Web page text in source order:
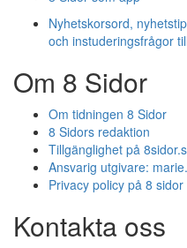
Nyhetskorsord,
och instuderingsfrågor
Om 8 Sidor
Om tidningen 8 Sidor
8 Sidors redaktion
Tillgänglighet på
Ansvarig utgivare:
Privacy policy på 8 sidor
Kontakta oss